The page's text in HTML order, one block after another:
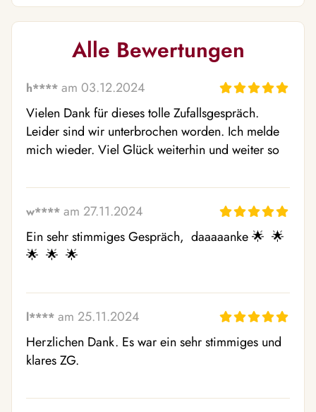
Alle Bewertungen
h**** am 03.12.2024
Vielen Dank für dieses tolle Zufallsgespräch.
Leider sind wir unterbrochen worden. Ich melde
mich wieder. Viel Glück weiterhin und weiter so
w**** am 27.11.2024
Ein sehr stimmiges Gespräch,  daaaaanke 🌟  🌟
🌟  🌟  🌟
l**** am 25.11.2024
Herzlichen Dank. Es war ein sehr stimmiges und
klares ZG.